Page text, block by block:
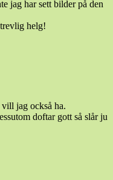
jag har sett bilder på den
helg!
jag också ha.
doftar gott så slår ju